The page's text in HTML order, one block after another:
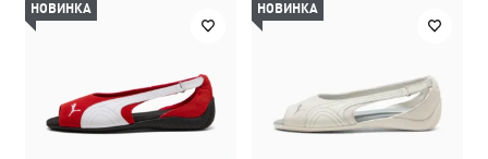
НОВИНКА НОВИНКА